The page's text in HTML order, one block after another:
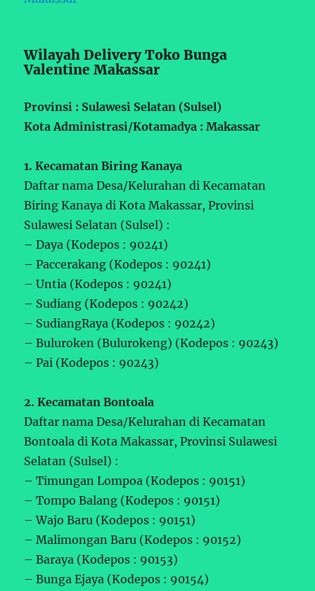
Wilayah Delivery Toko Bunga
Valentine Makassar
Provinsi : Sulawesi Selatan (Sulsel)
Kota Administrasi/Kotamadya : Makassar
1. Kecamatan Biring Kanaya
Daftar nama Desa/Kelurahan di Kecamatan
Biring Kanaya di Kota Makassar, Provinsi
Sulawesi Selatan (Sulsel) :
– Daya (Kodepos : 90241)
– Paccerakang (Kodepos : 90241)
– Untia (Kodepos : 90241)
– Sudiang (Kodepos : 90242)
– SudiangRaya (Kodepos : 90242)
– Buluroken (Bulurokeng) (Kodepos : 90243)
– Pai (Kodepos : 90243)
2. Kecamatan Bontoala
Daftar nama Desa/Kelurahan di Kecamatan
Bontoala di Kota Makassar, Provinsi Sulawesi
Selatan (Sulsel) :
– Timungan Lompoa (Kodepos : 90151)
– Tompo Balang (Kodepos : 90151)
– Wajo Baru (Kodepos : 90151)
– Malimongan Baru (Kodepos : 90152)
– Baraya (Kodepos : 90153)
– Bunga Ejaya (Kodepos : 90154)